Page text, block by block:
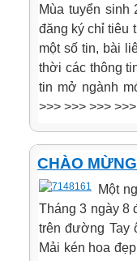
Mùa tuyển sinh
đăng ký chỉ tiêu
một số tin, bài
thời các thông
tin mở ngành
>>> >>> >>>
CHÀO
Một
Tháng 3 ngày 8
trên đường Tay
Mải kén hoa